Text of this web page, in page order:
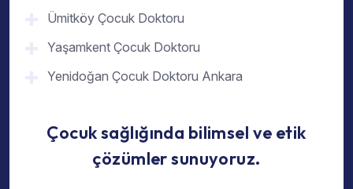
Ümitköy Çocuk Doktoru
Yaşamkent Çocuk Doktoru
Yenidoğan Çocuk Doktoru Ankara
Çocuk sağlığında bilimsel ve etik
çözümler sunuyoruz.